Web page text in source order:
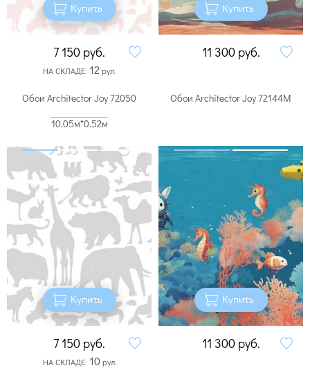
Купить
7 150 руб.
НА СКЛАДЕ: 12рул.
Купить
11 300 руб.
Обои Architector Joy 72050
10.05м*0.52м
Купить
7 150 руб.
НА СКЛАДЕ: 10рул.
Обои Architector Joy 72144M
Купить
11 300 руб.